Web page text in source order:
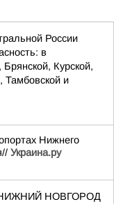
России
в
Курской,
Тамбовской и
Нижнего
Украина.ру
НИЖНИЙ НОВГОРОД